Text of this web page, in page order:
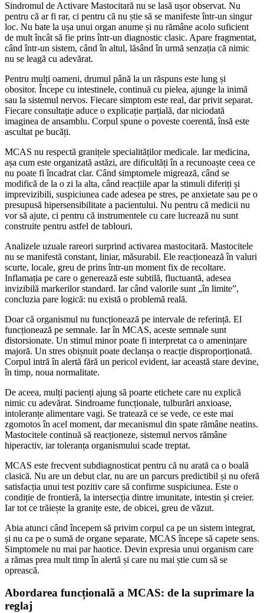
Sindromul de Activare Mastocitară nu se lasă ușor observat. Nu
pentru că ar fi rar, ci pentru că nu știe să se manifeste într-un singur
loc. Nu bate la ușa unui organ anume și nu rămâne acolo suficient
de mult încât să fie prins într-un diagnostic clasic. Apare fragmentat,
când într-un sistem, când în altul, lăsând în urmă senzația că nimic
nu se leagă cu adevărat.
Pentru mulți oameni, drumul până la un răspuns este lung și
obositor. Începe cu intestinele, continuă cu pielea, ajunge la inimă
sau la sistemul nervos. Fiecare simptom este real, dar privit separat.
Fiecare consultație aduce o explicație parțială, dar niciodată
imaginea de ansamblu. Corpul spune o poveste coerentă, însă este
ascultat pe bucăți.
MCAS nu respectă granițele specialităților medicale. Iar medicina,
așa cum este organizată astăzi, are dificultăți în a recunoaște ceea ce
nu poate fi încadrat clar. Când simptomele migrează, când se
modifică de la o zi la alta, când reacțiile apar la stimuli diferiți și
imprevizibili, suspiciunea cade adesea pe stres, pe anxietate sau pe o
presupusă hipersensibilitate a pacientului. Nu pentru că medicii nu
vor să ajute, ci pentru că instrumentele cu care lucrează nu sunt
construite pentru astfel de tablouri.
Analizele uzuale rareori surprind activarea mastocitară. Mastocitele
nu se manifestă constant, liniar, măsurabil. Ele reacționează în valuri
scurte, locale, greu de prins într-un moment fix de recoltare.
Inflamația pe care o generează este subtilă, fluctuantă, adesea
invizibilă markerilor standard. Iar când valorile sunt „în limite”,
concluzia pare logică: nu există o problemă reală.
Doar că organismul nu funcționează pe intervale de referință. El
funcționează pe semnale. Iar în MCAS, aceste semnale sunt
distorsionate. Un stimul minor poate fi interpretat ca o amenințare
majoră. Un stres obișnuit poate declanșa o reacție disproporționată.
Corpul intră în alertă fără un pericol evident, iar această stare devine,
în timp, noua normalitate.
De aceea, mulți pacienți ajung să poarte etichete care nu explică
nimic cu adevărat. Sindroame funcționale, tulburări anxioase,
intoleranțe alimentare vagi. Se tratează ce se vede, ce este mai
zgomotos în acel moment, dar mecanismul din spate rămâne neatins.
Mastocitele continuă să reacționeze, sistemul nervos rămâne
hiperactiv, iar toleranța organismului scade treptat.
MCAS este frecvent subdiagnosticat pentru că nu arată ca o boală
clasică. Nu are un debut clar, nu are un parcurs predictibil și nu oferă
satisfacția unui test pozitiv care să confirme suspiciunea. Este o
condiție de frontieră, la intersecția dintre imunitate, intestin și creier.
Iar tot ce trăiește la granițe este, de obicei, greu de văzut.
Abia atunci când începem să privim corpul ca pe un sistem integrat,
și nu ca pe o sumă de organe separate, MCAS începe să capete sens.
Simptomele nu mai par haotice. Devin expresia unui organism care
a rămas prea mult timp în alertă și care nu mai știe cum să se
oprească.
Abordarea funcțională a MCAS: de la suprimare la
reglaj